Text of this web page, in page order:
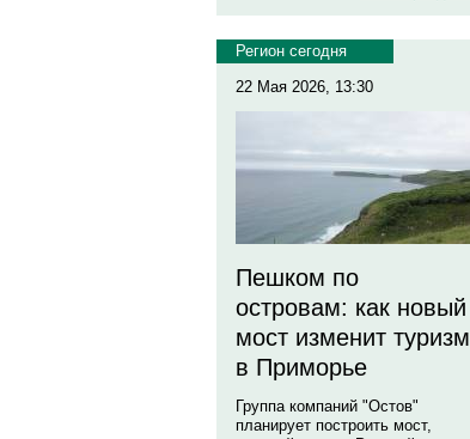
Регион сегодня
22 Мая 2026, 13:30
Пешком по
островам: как новый
мост изменит туризм
в Приморье
Группа компаний "Остов"
планирует построить мост,